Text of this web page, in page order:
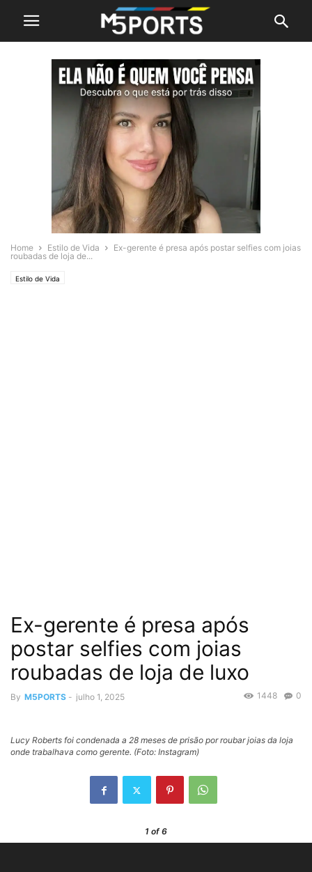
Home Estilo de Vida
Ex-gerente é presa após postar selfies com joias
roubadas de loja de...
Estilo de Vida
Ex-gerente é presa após
postar selfies com joias
roubadas de loja de luxo
By M5PORTS - julho 1, 2025 0
1448
Lucy Roberts foi condenada a 28 meses de prisão por roubar joias da loja
onde trabalhava como gerente. (Foto: Instagram)
1 of 6